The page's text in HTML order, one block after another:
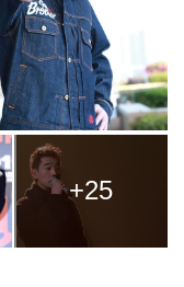
+25